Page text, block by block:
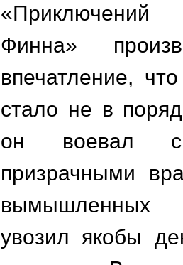
«Приключений
Финна»
впечатление,
стало не в
он воевал с
призрачными
вымышленных
увозил якобы